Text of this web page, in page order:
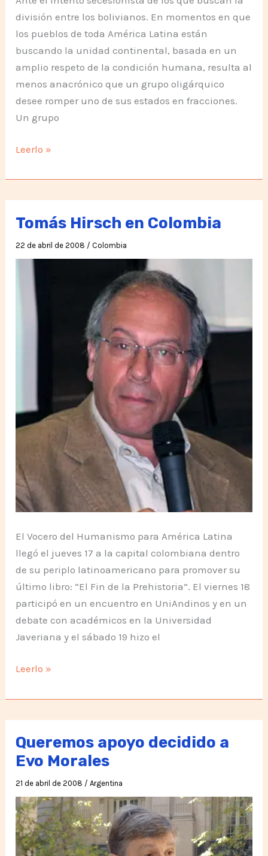
división entre los bolivianos. En momentos en que
los pueblos de toda América Latina están
buscando la unidad continental, basada en un
amplio respeto de la condición humana, resulta al
menos anacrónico que un grupo oligárquico
desee romper uno de sus estados en fracciones.
Un grupo
Los
de
Bolivia
apoyamos
Evo
gobierno
democrático.
Leerlo »
Tomás Hirsch en Colombia
22 de abril de 2008 / Colombia
El Vocero del Humanismo para América Latina
llegó el jueves 17 a la capital colombiana dentro
de su periplo latinoamericano para promover su
último libro: “El Fin de la Prehistoria”. El viernes 18
participó en un encuentro en UniAndinos y en un
debate con académicos en la Universidad
Javeriana y el sábado 19 hizo el
Tomás
en
Colombia
Leerlo »
Queremos apoyo decidido a
Evo Morales
21 de abril de 2008 /Argentina